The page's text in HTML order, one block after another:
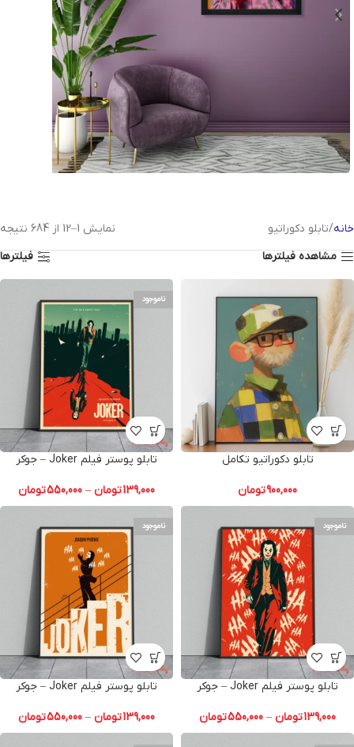
تابلو
های
سبک
فتو
مونتاژ
خانه تابلو دکوراتیو
نمایش 1–12 از 684 نتیجه
مشاهده فیلترها
فیلترها
تابلو دکوراتیو تکامل
900,000تومان
ناموجود
تابلو پوستر فیلم Joker – جوکر
139,000تومان –
550,000تومان
ناموجود
تابلو پوستر فیلم Joker – جوکر
139,000تومان –
550,000تومان
ناموجود
تابلو پوستر فیلم Joker – جوکر
139,000تومان –
550,000تومان